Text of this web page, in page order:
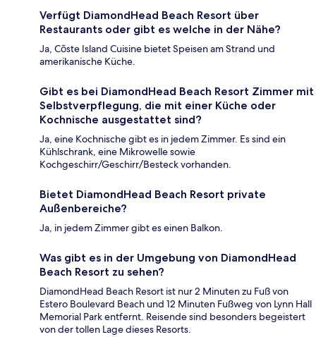
Verfügt DiamondHead Beach Resort über
Restaurants oder gibt es welche in der Nähe?
Ja, Cōste Island Cuisine bietet Speisen am Strand und
amerikanische Küche.
Gibt es bei DiamondHead Beach Resort Zimmer mit
Selbstverpflegung, die mit einer Küche oder
Kochnische ausgestattet sind?
Ja, eine Kochnische gibt es in jedem Zimmer. Es sind ein
Kühlschrank, eine Mikrowelle sowie
Kochgeschirr/Geschirr/Besteck vorhanden.
Bietet DiamondHead Beach Resort private
Außenbereiche?
Ja, in jedem Zimmer gibt es einen Balkon.
Was gibt es in der Umgebung von DiamondHead
Beach Resort zu sehen?
DiamondHead Beach Resort ist nur 2 Minuten zu Fuß von
Estero Boulevard Beach und 12 Minuten Fußweg von Lynn Hall
Memorial Park entfernt. Reisende sind besonders begeistert
von der tollen Lage dieses Resorts.